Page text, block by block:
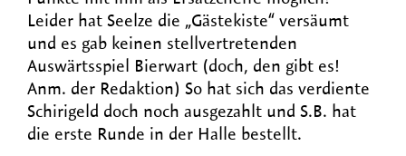
Leider hat Seelze die „Gästekiste“ versäumt
und es gab keinen stellvertretenden
Auswärtsspiel Bierwart (doch, den gibt es!
Anm. der Redaktion) So hat sich das verdiente
Schirigeld doch noch ausgezahlt und S.B. hat
die erste Runde in der Halle bestellt.